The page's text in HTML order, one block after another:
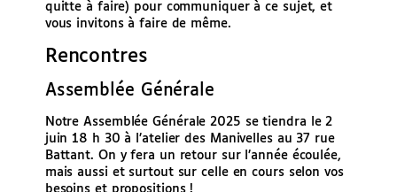
quitte à faire) pour communiquer à ce sujet, et
vous invitons à faire de même.
Rencontres
Assemblée Générale
Notre Assemblée Générale 2025 se tiendra le 2
juin 18 h 30 à l’atelier des Manivelles au 37 rue
Battant. On y fera un retour sur l’année écoulée,
mais aussi et surtout sur celle en cours selon vos
besoins et propositions !